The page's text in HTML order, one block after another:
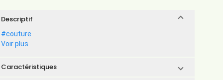
Descriptif
#couture
Voir plus
Caractéristiques